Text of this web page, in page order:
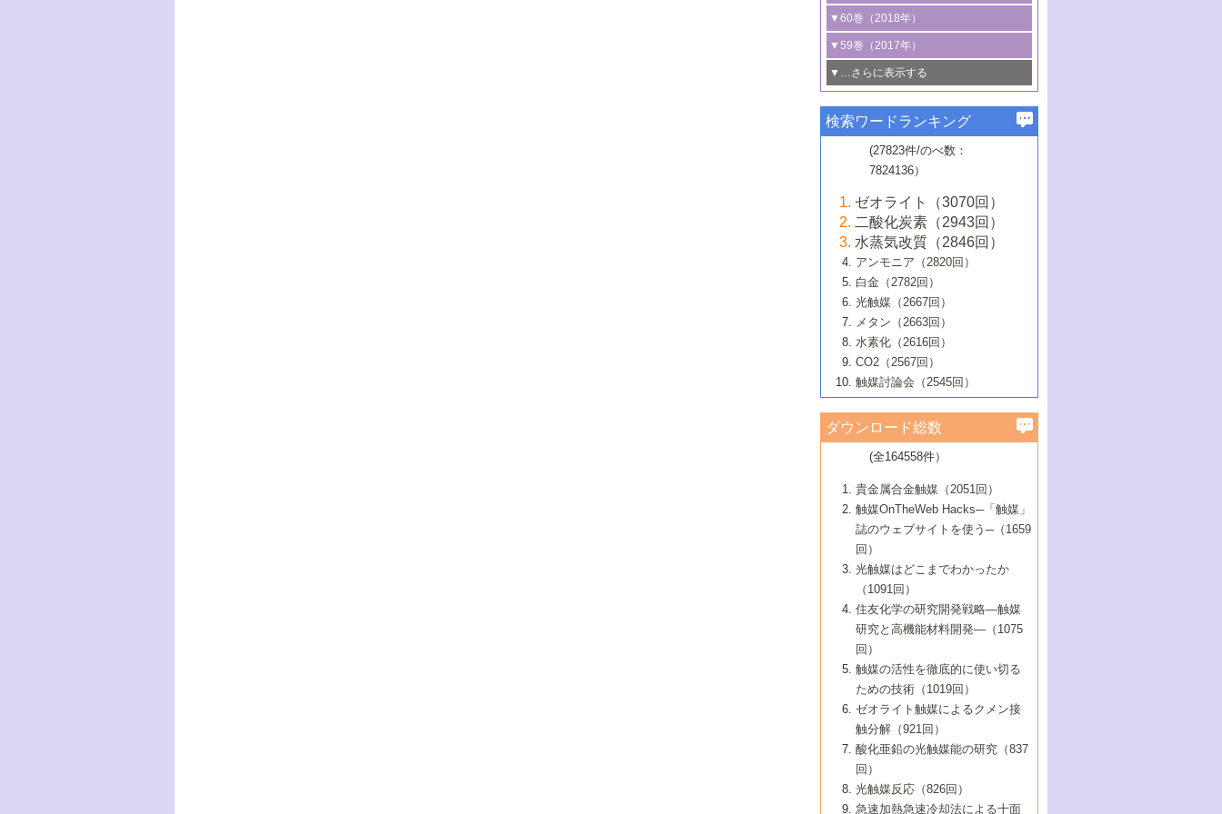
る非貴金属触媒の研究動向
5号 ゼオライトの合成と応用における研
究動向
6号 ヘテロ接合界面
B号 第135回触媒討論会（2025年）
線を利用した触媒解析技術の最先端
5号 単原子触媒
6号 参照触媒委員会からのお知らせ
B号 第133回触媒討論会（2023年）
4号 格子酸素・格子酸素欠陥を利用した
触媒反応
5号 生体触媒によるエネルギー変換反応
6号 窒素とリンの循環のための触媒・機
能性材料
3号 CO の排出削減および有効活用のた
めの触媒技術
4号 若手による情報発信企画～とびたて
若き触媒の研究者たち～（1）
若き触媒の研究者たち～（2）
6号 石油のノーブル・ユースを志向した
触媒技術
大学：オンライン・対面開催）
3号 特殊反応場を利用した触媒的分子変
換反応
4号 多孔質材料を用いた触媒の新展開
5号 情報学的手法を用いた触媒開発
6号 カーボンニュートラルに向けた電解
技術
B号 第127回触媒討論会（2021年・オン
ライン開催(Zoom)のみ）
タリゼーション
2号 機能化学品製造に資するクリーンな
触媒的酸化反応
3号 水処理のための触媒化学
4号 光触媒を用いた水分解の最新の研究
動向
5号 次世代の触媒プロセスを支えるマイ
6号 メタン転換技術の最新動向
B号 第125回触媒討論会（2020年・工学
院大学）
1号 物質移動制御に着目した触媒プロセ
ス開発
2号 CO2 フリー水素サプライチェーンに
関わる触媒開発動向
3号 精密高分子合成に関する最近の研究
動向
4号 バイオマス化成品製造のための触媒
5号 固体触媒による含窒素有機化合物変
換の最前線
6号 貴金属使用量低減に向けた自動車排
ガス浄化触媒の開発
B号 第123回触媒討論会（2019年・大阪
▼60巻（2018年）
1号 固体酸触媒の最新の研究動向
2号 二酸化炭素からの有用化学品合成
3号 ナノ粒子・クラスター触媒の最前線
4号 60周年記念企画
5号 進化するゼオライト合成技術
6号 非貴金属系触媒における電気化学的
B号 第121回触媒討論会（2018年・東京
大学）
▼59巻（2017年）
1号 いたるところに，触媒
最先端技術
3号 無機分離膜材料の開発と触媒反応プ
ロセスへの適用
5号 水素のふるまいを解き明かす最先端
研究
6号 低級アルカンの有効利用のための触
媒技術
B号 第119回触媒討論会（2017年・首都
大学東京）
▼…さらに表示する
1号 ユニークな構造の高分子を生み出す触
2号 リグニンからの化成品製造に向けた触
媒技術
3号 触媒研究の最先端～とびたて若き研究
者たち～（1）
4号 触媒研究の最先端～とびたて若き研究
者たち～（2）
5号 触媒研究の最先端～とびたて若き研究
者たち～（3）
6号 イオニクス材料と燃料電池・電解合成
の最新の研究動向
B号 第117回触媒討論会（2016年・大阪府
立大学）
▼57巻（2015年）
1号 水素キャリアにかかわる触媒技術の新
2号 石油精製用触媒の最近の進展
3号 固体酸化物形燃料電池（SOFC）におけ
るアノード触媒上での燃料直接改質技術
4号 コアシェル構造の制御による触媒機能
5号 工業触媒およびその周辺技術の最近の
進歩
6号 ナノシート
B号 第115回触媒討論会（2015年・成蹊大
▼56巻（2014年）
2号 光触媒反応機構に関する最新の研究動
向
開発動向
4号 人工光合成に向けた近年のアプローチ
5号 未利用熱エネルギーの有効活用に貢献
する触媒技術
6号 ポリオキソメタレート
B号 第113回触媒討論会（2014年・ロワジ
ールホテル豊橋）
1号 高耐久性燃料電池システム用触媒にお
ける新展開
2号 リビングラジカル重合の最近の動向
3号 天然ガスの化学工業的展開に関する触
媒技術
4号 貴金属触媒の精密構造制御とその活用
5号 バイオマス化成品製造のための固体触
6号 ナノ空間─吸着状態解析から新機能開拓
B号 第111回触媒討論会（2013年・関西大
▼54巻（2012年）
1号 規則性多孔体の利用技術における最近
の進歩
2号 第109回触媒討論会
3号 貴金属低減技術の最新動向
4号 貴金属代替技術の最新動向
5号 光触媒による物質変換反応の新展開
6号 グラフェン
7号 水素を利用する化成品合成の新潮流
▼53巻（2011年）
1号 金属学から見る合金触媒の新展開
2号 第107回触媒討論会
3号 触媒のその場観察法の進歩（１）
4号 触媒のその場観察法の進歩（２）
5号 不活性結合の触媒的活性化による有機
合成
6号 新しい固体酸触媒技術
7号 ゼオライト合成における最近の進歩
▼52巻（2010年）
1号 触媒の劣化対策と長寿命触媒開発
2号 第105回触媒討論会
3号 ナノ構造が拓く新機能
4号 活性サイトおよびその環境の精密な設
計による触媒の高機能化
5号 触媒を有効に使うための技術
7号 有機分子触媒による精密有機合成
8号 高機能化ポリオレフィンに向けた重合
触媒の最近の進展
1号 炭素材料－熱い注目を集める材料－
2号 第103回触媒討論会
3号 環境浄化用光触媒の現状と課題
4号 水素社会の実現に向けた水素製造・貯
蔵技術の進歩
5号 CO2が関わる触媒・材料
7号 持続可能社会実現のための触媒および
触媒関連技術
▼50巻（2008年）
1号 触媒化学と学会のこの10年，半世紀，
そして未来
2号 第101回触媒討論会
4号 錯体を利用したユニークな表面構造の
構築と機能
5号 若手会員による触媒研究の未来展望1：
企業編
6号 第102回触媒討論会
7号 触媒・化学反応における計算化学の進
8号 若手研究者による触媒研究の未来展望
2：大学・研究所編
▼49巻（2007年）
1号 含フッ素化合物の合成と触媒
2号 第99回触媒討論会
3号 実用的ファインケミカル合成プロセス
を実現する触媒
5号 こんな物質，あんな物質―新たな触媒
の可能性―
7号 『結晶の化学』を活かした触媒研究
8号 イオン液体の応用
▼48巻（2006年）
1号 固体酸触媒の最近の進歩
2号 第97回触媒討論会
3号 リビング重合触媒の最近の展開
5号 水素製造・貯蔵のための触媒技術の新
しい展開
6号 第98回触媒討論会
7号 基礎化学品製造の触媒技術
8号 多機能型リアクター
1号 最近の触媒担体とその効果
2号 第95回触媒討論会
4号 水分解用光触媒材料
5号 時間分解分光の進歩と応用
6号 第96回触媒討論会
8号 超臨界流体を用いた化学プロセスの新
▼46巻（2004年）
1号 部分酸化反応触媒の最前線
2号 第93回触媒討論会
3号 特殊エネルギー場の触媒反応
4号 生体内における金属の触媒作用
5号 ファインケミカルズの展開に寄与する
6号 第94回触媒討論会
7号 サブナノレベルでみた新しい表面現象
8号 オレフィン重合触媒の新たな展
▼45巻（2003年）
1号 なぜこの触媒が良いのか？
2号 第91回触媒討論会
3号 最近の自動車排ガス処理技術
4号 触媒研究の現状と将来─第90回触媒討論
5号 基礎化学品製造の触媒技術
6号 第92回触媒討論会
7号 基礎化学品製造の触媒技術
8号 資源の循環と触媒技術
▼44巻（2002年）
1号 高次制御された触媒の化学
2号 第89回触媒討論会
3号 触媒を利用した電気化学の新展開
4号 ナノ材料の調製と機能化
5号 こんな触媒が欲しい
6号 第90回触媒討論会
7号 触媒研究と学術雑誌/情報
8号 若い世代からみた触媒化学の現状と未
▼43巻（2001年）
1号 グリーンケミストリーと触媒
2号 第87回触媒討論会特集号
3号 生体触媒とバイオプロセス
4号 水素製造・利用の触媒化学
5号 触媒研究における新しい切り口：コン
ビナトリアルケミストリー
6号 第88回触媒討論会特集号
7号 企業における触媒研究のブレークスル
8号 この材料を触媒として使ってみません
▼42巻（2000年）
1号 触媒反応工学の明日を拓く
2号 第85回触媒討論会
3号 反応ダイナミクス
5号 触媒のおもしろさをどのように伝える
6号 第86回触媒討論会
7号 水素化精製触媒の新しい展開
8号 新しい反応性と機能性を目指した金属
クラスタ-化学
▼41巻（1999年）
1号 孔、穴、あな?-特異な空間とその利用-
2号 第83回触媒討論会
3号 均一系触媒反応最前線
4号 実用炭素材料の新展開
5号 研究の方法論を考える
7号 機能性金属材料と触媒
8号 触媒研究へのNMRの応用と展望
▼40巻（1998年）
進展と21世紀への提言/創立40周年記念・触
媒学会この10年の歩みとこれから/創立40周
2号 第81回触媒討論会
3号 計算機触媒化学へのさそい
4号 触媒劣化の制御と予測
5号 最新の実用プロセスと触媒
6号 第82回触媒討論会
1号 均一系と不均一系触媒反応-その特徴と
接点
2号 第79回触媒討論会
3号 最新NO除去触媒の実用化研究
4号 新しい反応場を目指した触媒調製
5号 反応・分離技術の新しい展開
6号 第80回触媒討論会
▼38巻（1996年）
1号 触媒の構造と触媒作用/C1化学を中心と
する21世紀への触媒
3号 オリンピックメダル:金・銀・銅はどん
な触媒作用を示すか
4号 触媒作用における機能の複合化
▼37巻（1995年）
1号 ファインケミカルズと固体触媒
2号 第75回触媒討論会
3号 希土類を利用した触媒
4号 触媒とリサイクル
5号 エネルギー変換触媒
▼36巻（1994年）
1号 電気化学と触媒
2号 第73回触媒討論会
3号 C4化学の展開
4号 《通常号》
▼35巻（1993年）
1号 工業触媒開発マニュアル―探索から工
業化まで
2号 第71回触媒討論会
▼34巻（1992年）
1号 インパクトを与えたこの研究
2号 第69回触媒討論会
▼33巻（1991年）
1号 触媒プロセス開発マニュアル―探索か
▼32巻（1990年）
検索ワードランキング
(27823件/のべ数：
7824136）
ゼオライト（3070回）
二酸化炭素（2943回）
水蒸気改質（2846回）
アンモニア（2820回）
白金（2782回）
光触媒（2667回）
メタン（2663回）
水素化（2616回）
CO2（2567回）
触媒討論会（2545回）
ダウンロード総数
(全164558件）
貴金属合金触媒（2051回）
触媒OnTheWeb Hacks─「触媒」
誌のウェブサイトを使う─（1659
回）
光触媒はどこまでわかったか
（1091回）
住友化学の研究開発戦略―触媒
研究と高機能材料開発―（1075
回）
触媒の活性を徹底的に使い切る
ための技術（1019回）
ゼオライト触媒によるクメン接
触分解（921回）
酸化亜鉛の光触媒能の研究（837
回）
光触媒反応（826回）
急速加熱急速冷却法による十面